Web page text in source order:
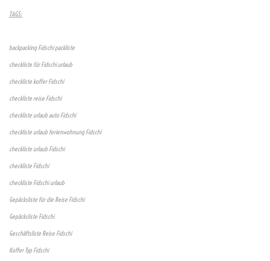
TAGS:
backpacking Fidschi packliste
checkliste für Fidschi urlaub
checkliste koffer Fidschi
checkliste reise Fidschi
checkliste urlaub auto Fidschi
checkliste urlaub ferienwohnung Fidschi
checkliste urlaub Fidschi
checkliste Fidschi
checkliste Fidschi urlaub
Gepäcksliste für die Reise Fidschi
Gepäcksliste Fidschi
Geschäftsliste Reise Fidschi
Koffer Typ Fidschi